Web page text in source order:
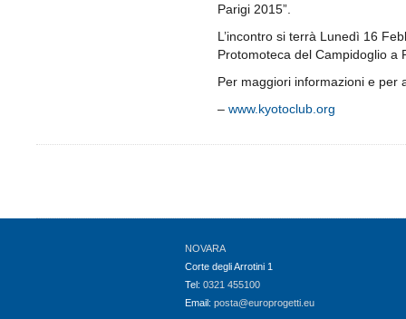
Parigi 2015”.
L’incontro si terrà Lunedì 16
Protomoteca del Campidoglio a
Per maggiori informazioni e per
– www.kyotoclub.org
NOVARA
Corte degli Arrotini 1
Tel:0321 455100
Email:posta@europrogetti.eu